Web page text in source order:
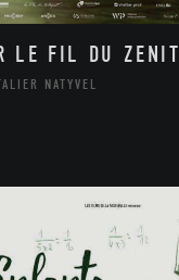
LE FIL DU
NATYVEL